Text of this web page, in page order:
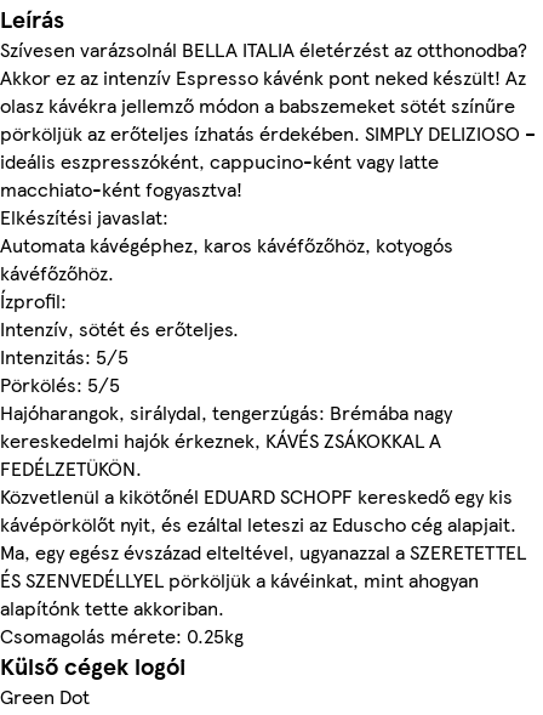
Leírás
Szívesen varázsolnál BELLA ITALIA életérzést az otthonodba?
Akkor ez az intenzív Espresso kávénk pont neked készült! Az
olasz kávékra jellemző módon a babszemeket sötét színűre
pörköljük az erőteljes ízhatás érdekében. SIMPLY DELIZIOSO –
ideális eszpresszóként, cappucino-ként vagy latte
macchiato-ként fogyasztva!
Elkészítési javaslat:
Automata kávégéphez, karos kávéfőzőhöz, kotyogós
kávéfőzőhöz.
Ízprofil:
Intenzív, sötét és erőteljes.
Intenzitás: 5/5
Pörkölés: 5/5
Hajóharangok, sirálydal, tengerzúgás: Brémába nagy
kereskedelmi hajók érkeznek, KÁVÉS ZSÁKOKKAL A
FEDÉLZETÜKÖN.
Közvetlenül a kikötőnél EDUARD SCHOPF kereskedő egy kis
kávépörkölőt nyit, és ezáltal leteszi az Eduscho cég alapjait.
Ma, egy egész évszázad elteltével, ugyanazzal a SZERETETTEL
ÉS SZENVEDÉLLYEL pörköljük a kávéinkat, mint ahogyan
alapítónk tette akkoriban.
Csomagolás mérete: 0.25kg
Külső cégek logói
Green Dot